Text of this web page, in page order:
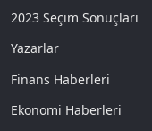
2023 Seçim Sonuçları
Yazarlar
Finans Haberleri
Ekonomi Haberleri